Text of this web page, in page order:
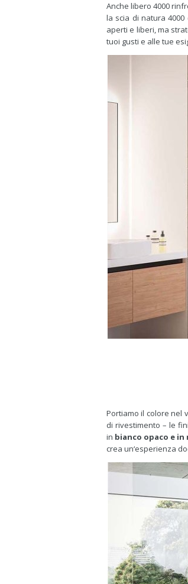
Anche libero 4000
la scia di natura
aperti e liberi, ma
tuoi gusti e alle tue
Portiamo il colore nel
di rivestimento – le
in bianco opaco e in
crea un‘esperienza